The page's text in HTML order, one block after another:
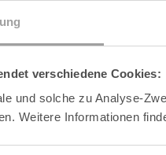
verschiedene Cookies:
und solche zu Analyse-
Weitere Informationen
Ab 12:00 Uhr Obstkorb und
Image